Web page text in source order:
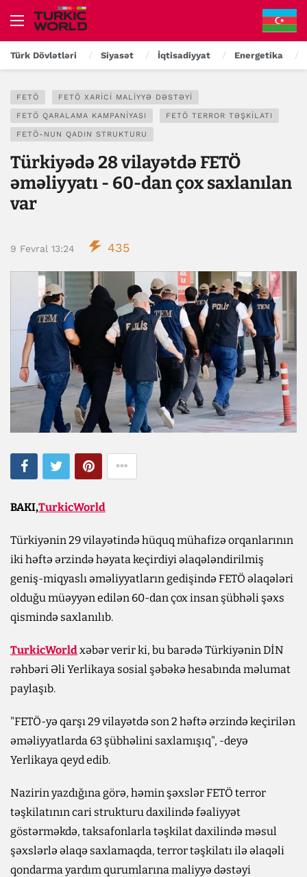
Türk Dövlətləri Siyasət İqtisadiyyat Energetika
FETÖ FETÖ XARICI MALIYYƏ DƏSTƏYI
FETÖ QARALAMA KAMPANIYASI FETÖ TERROR TƏŞKILATI
FETÖ-NUN QADIN STRUKTURU
Türkiyədə 28 vilayətdə FETÖ
əməliyyatı - 60-dan çox saxlanılan
var
9 Fevral 13:24 435
BAKI,TurkicWorld
Türkiyənin 29 vilayətində hüquq mühafizə orqanlarının
iki həftə ərzində həyata keçirdiyi əlaqələndirilmiş
geniş-miqyaslı əməliyyatların gedişində FETÖ əlaqələri
olduğu müəyyən edilən 60-dan çox insan şübhəli şəxs
qismində saxlanılıb.
TurkicWorldxəbər verir ki, bu barədə Türkiyənin DİN
rəhbəri Əli Yerlikaya sosial şəbəkə hesabında məlumat
paylaşıb.
"FETÖ-yə qarşı 29 vilayətdə son 2 həftə ərzində keçirilən
əməliyyatlarda 63 şübhəlini saxlamışıq", -deyə
Yerlikaya qeyd edib.
Nazirin yazdığına görə, həmin şəxslər FETÖ terror
təşkilatının cari strukturu daxilində fəaliyyət
göstərməkdə, taksafonlarla təşkilat daxilində məsul
şəxslərlə əlaqə saxlamaqda, terror təşkilatı ilə əlaqəli
qondarma yardım qurumlarına maliyyə dəstəyi